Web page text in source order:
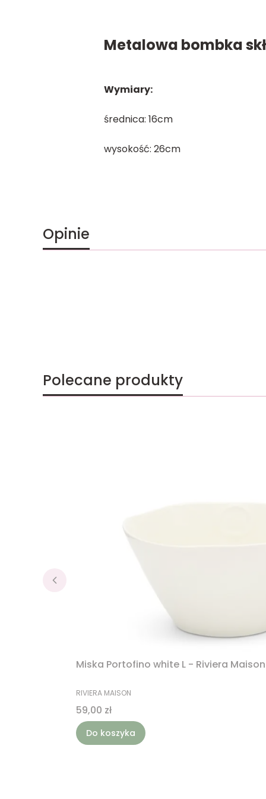
Metalowa bombka
Wymiary:
średnica: 16cm
wysokość: 26cm
Opinie
Polecane produkty
Miska Portofino white L - Riviera Maison
PRODUCENT
RIVIERA MAISON
Cena
59,00 zł
Do koszyka